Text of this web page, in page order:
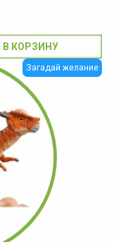
Загадай желание